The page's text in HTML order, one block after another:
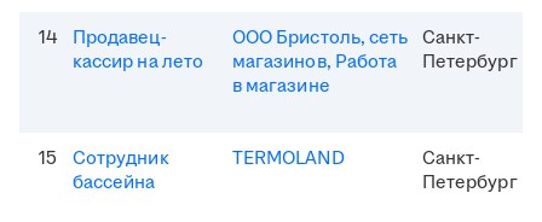
14
Продавец-
кассир на лето
ООО Бристоль, сеть
магазинов, Работа
в магазине
Санкт-
Петербург
15
Сотрудник
бассейна
TERMOLAND
Санкт-
Петербург